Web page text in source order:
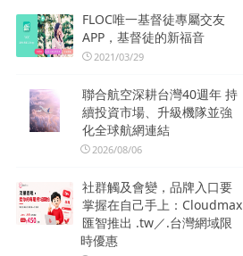
FLOC唯一基督徒專屬交友
APP，基督徒的新福音
2021/03/29
聯合航空深耕台灣40週年 持
續投資市場、升級機隊並強
化全球航網連結
2026/08/06
社群觸及會變，品牌入口要
掌握在自己手上：Cloudmax
匯智推出 .tw／.台灣網域限
時優惠